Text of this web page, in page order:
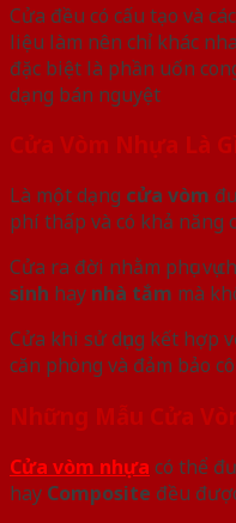
Cửa đều có cấu tạo và
liệu làm nên chỉ khác
đặc biệt là phần uốn
dạng bán nguyệt
Cửa Vòm Nhựa Là
Là một dạng cửa vòm
phí thấp và có khả năng
Cửa ra đời nhằm phục vụ
sinh hay nhà tắm mà
Cửa khi sử dụng kết hợp
căn phòng và đảm bảo
Những Mẫu Cửa
Cửa vòm nhựa có thể
hay Composite đều